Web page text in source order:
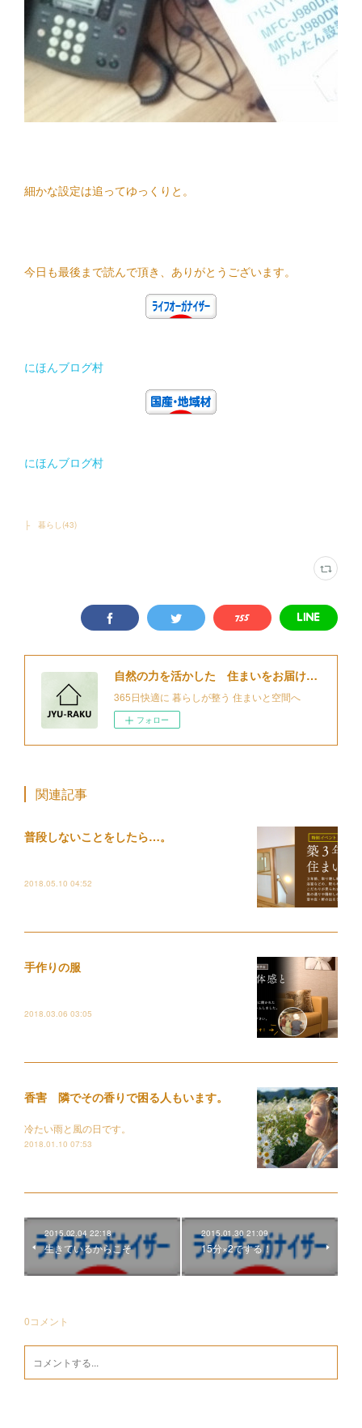
細かな設定は追ってゆっくりと。
今日も最後まで読んで頂き、ありがとうございます。
にほんブログ村
にほんブログ村
├ 暮らし(43)
自然の力を活かした 住まいをお届けする 細江住楽設計
365日快適に 暮らしが整う 住まいと空間へ
フォロー
関連記事
普段しないことをしたら…。
2018.05.10 04:52
手作りの服
2018.03.06 03:05
香害 隣でその香りで困る人もいます。
冷たい雨と風の日です。
2018.01.10 07:53
2015.02.04 22:18
生きているからこそ
2015.01.30 21:09
15分×2でする！
0コメント